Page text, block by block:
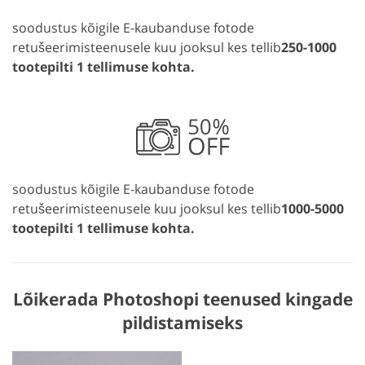
soodustus kõigile E-kaubanduse fotode
retušeerimisteenusele kuu jooksul kes tellib250-1000
tootepilti 1 tellimuse kohta.
soodustus kõigile E-kaubanduse fotode
retušeerimisteenusele kuu jooksul kes tellib1000-5000
tootepilti 1 tellimuse kohta.
Lõikerada Photoshopi teenused kingade
pildistamiseks